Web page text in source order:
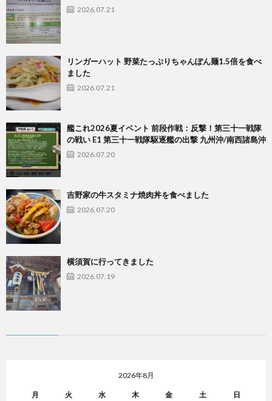
2026.07.21
リンガーハット 野菜たっぷりちゃんぽん麺1.5倍を食べ
ました
2026.07.21
艦これ2026夏イベント 前段作戦：反撃！第三十一戦隊
の戦い E1 第三十一戦隊駆逐艦の出撃 九州沖/南西諸島沖
2026.07.20
吉野家の牛スタミナ焼肉丼を食べました
2026.07.20
横須賀に行ってきました
2026.07.19
2026年8月
月 火 水 木 金 土 日